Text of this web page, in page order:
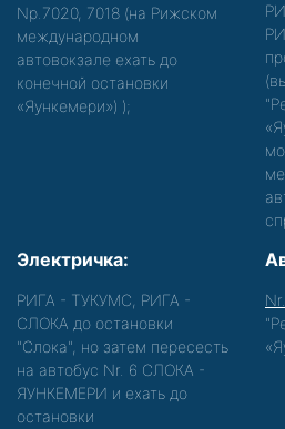
Nр.7020, 7018 (на Рижском
международном
автовокзале ехать до
конечной остановки
«Яункемери») );
Электричка:
РИГА - ТУКУМС, РИГА -
СЛОКА до остановки
"Слока", но затем пересесть
на автобус Nr. 6 СЛОКА -
ЯУНКЕМЕРИ и ехать до
остановки